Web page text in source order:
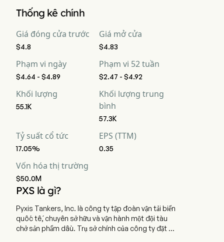
Thống kê chính
Giá đóng cửa trước
$4.8
Giá mở cửa
$4.83
Phạm vi ngày
$4.64 - $4.89
Phạm vi 52 tuần
$2.47 - $4.92
Khối lượng
55.1K
Khối lượng trung
bình
57.3K
Tỷ suất cổ tức
17.05%
EPS (TTM)
0.35
Vốn hóa thị trường
$50.0M
PXS là gì?
Pyxis Tankers, Inc. là công ty tập đoàn vận tải biển
quốc tế, chuyên sở hữu và vận hành một đội tàu
chở sản phẩm dầu. Trụ sở chính của công ty đặt tại